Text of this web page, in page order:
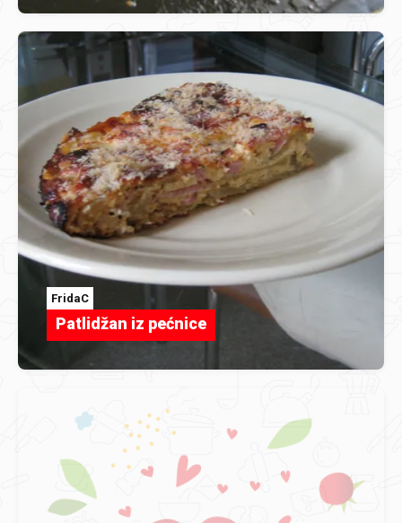
FridaC
Patlidžan iz pećnice